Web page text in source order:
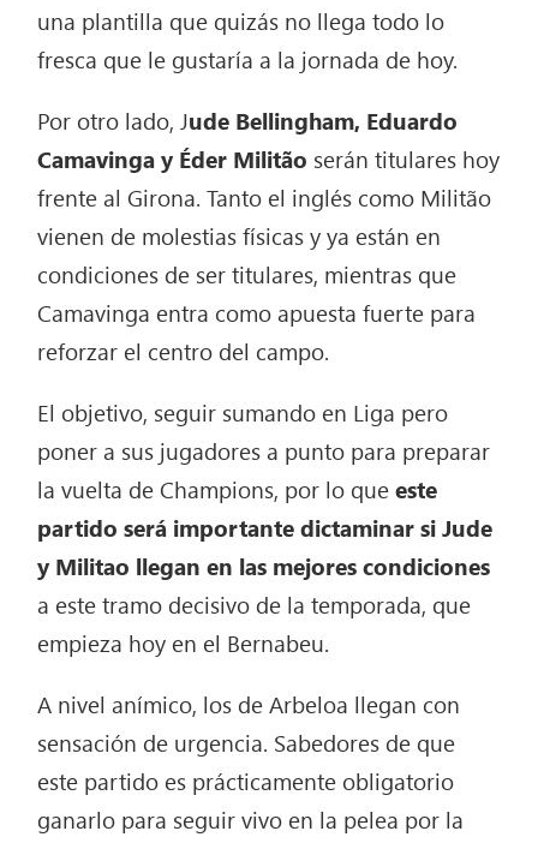
una plantilla que quizás no llega todo lo
fresca que le gustaría a la jornada de hoy.
Por otro lado, Jude Bellingham, Eduardo
Camavinga y Éder Militão serán titulares hoy
frente al Girona. Tanto el inglés como Militão
vienen de molestias físicas y ya están en
condiciones de ser titulares, mientras que
Camavinga entra como apuesta fuerte para
reforzar el centro del campo.
El objetivo, seguir sumando en Liga pero
poner a sus jugadores a punto para preparar
la vuelta de Champions, por lo queeste
partido será importante dictaminar si Jude
y Militao llegan en las mejores condiciones
a este tramo decisivo de la temporada, que
empieza hoy en el Bernabeu.
A nivel anímico, los de Arbeloa llegan con
sensación de urgencia. Sabedores de que
este partido es prácticamente obligatorio
ganarlo para seguir vivo en la pelea por la